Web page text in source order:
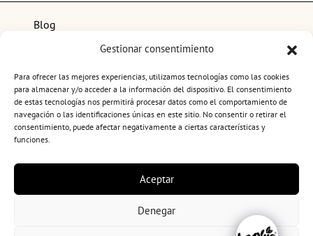
Gestionar consentimiento
Para ofrecer las mejores experiencias, utilizamos tecnologías como las cookies
para almacenar y/o acceder a la información del dispositivo. El consentimiento
de estas tecnologías nos permitirá procesar datos como el comportamiento de
navegación o las identificaciones únicas en este sitio. No consentir o retirar el
consentimiento, puede afectar negativamente a ciertas características y
funciones.
Aceptar
Denegar
Blog
Lo más popular
Política de privacidad Política de cookies
Copyright 2026. BePlus